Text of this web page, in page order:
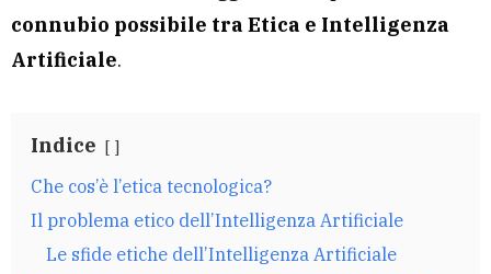
connubio possibile tra Etica e Intelligenza
Artificiale.
Indice
Che cos’è l’etica tecnologica?
Il problema etico dell’Intelligenza Artificiale
Le sfide etiche dell’Intelligenza Artificiale